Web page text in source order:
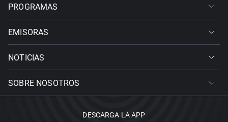
PROGRAMAS
EMISORAS
NOTICIAS
SOBRE NOSOTROS
DESCARGA LA APP